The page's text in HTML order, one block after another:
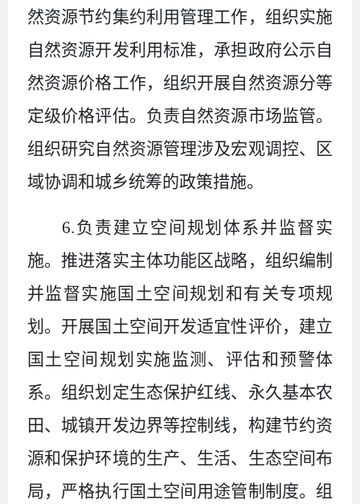
然资源节约集约利用管理工作，组织实施
自然资源开发利用标准，承担政府公示自
然资源价格工作，组织开展自然资源分等
定级价格评估。负责自然资源市场监管。
组织研究自然资源管理涉及宏观调控、区
域协调和城乡统筹的政策措施。
6.负责建立空间规划体系并监督实
施。推进落实主体功能区战略，组织编制
并监督实施国土空间规划和有关专项规
划。开展国土空间开发适宜性评价，建立
国土空间规划实施监测、评估和预警体
系。组织划定生态保护红线、永久基本农
田、城镇开发边界等控制线，构建节约资
源和保护环境的生产、生活、生态空间布
局，严格执行国土空间用途管制制度。组